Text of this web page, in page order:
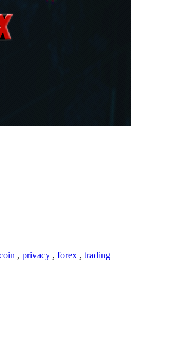
, privacy , forex , trading